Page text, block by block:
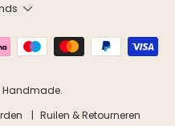
Handmade.
Ruilen & Retourneren